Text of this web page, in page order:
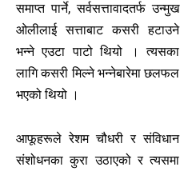
समाप्त पार्ने, सर्वसत्तावादतर्फ उन्मुख
ओलीलाई सत्ताबाट कसरी हटाउने
भन्ने एउटा पाटो थियो । त्यसका
लागि कसरी मिल्ने भन्नेबारेमा छलफल
भएको थियो ।
आफूहरूले रेशम चौधरी र संविधान
संशोधनका कुरा उठाएको र त्यसमा